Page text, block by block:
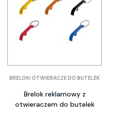
BRELOKI OTWIERACZE DO BUTELEK
Brelok reklamowy z
otwieraczem do butelek